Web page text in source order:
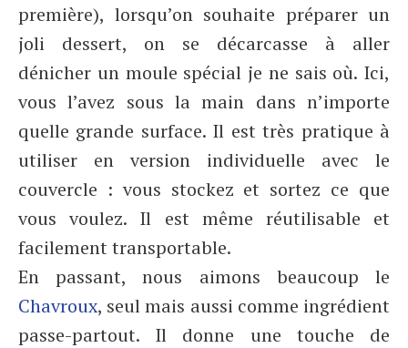
première), lorsqu’on souhaite préparer un
joli dessert, on se décarcasse à aller
dénicher un moule spécial je ne sais où. Ici,
vous l’avez sous la main dans n’importe
quelle grande surface. Il est très pratique à
utiliser en version individuelle avec le
couvercle : vous stockez et sortez ce que
vous voulez. Il est même réutilisable et
facilement transportable.
En passant, nous aimons beaucoup le
Chavroux, seul mais aussi comme ingrédient
passe-partout. Il donne une touche de